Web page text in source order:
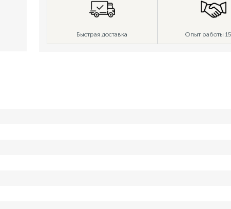
Быстрая доставка Опыт работы